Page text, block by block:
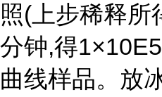
照(上步稀释所
分钟,得
曲线样品。放